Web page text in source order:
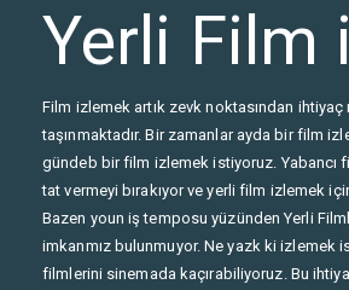
Yerli Film
Film izlemek artık zevk noktasından ihtiyaç
taşınmaktadır. Bir zamanlar ayda bir film
gündeb bir film izlemek istiyoruz. Yabancı
tat vermeyi bırakıyor ve yerli film izlemek
Bazen youn iş temposu yüzünden Yerli
imkanmız bulunmuyor. Ne yazk ki izlemek
filmlerini sinemada kaçırabiliyoruz. Bu